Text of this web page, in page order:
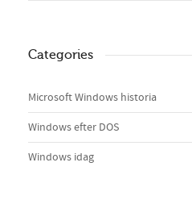
Categories
Microsoft Windows historia
Windows efter DOS
Windows idag